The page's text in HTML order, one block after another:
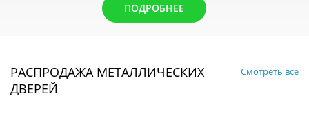
ПОДРОБНЕЕ
РАСПРОДАЖА МЕТАЛЛИЧЕСКИХ
ДВЕРЕЙ
Смотреть все